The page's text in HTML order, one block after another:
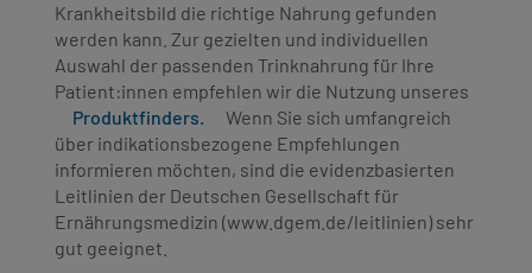
Krankheitsbild die richtige Nahrung gefunden
werden kann. Zur gezielten und individuellen
Auswahl der passenden Trinknahrung für Ihre
Patient:innen empfehlen wir die Nutzung unseres
Produktfinders.
Wenn Sie sich umfangreich
über indikationsbezogene Empfehlungen
informieren möchten, sind die evidenzbasierten
Leitlinien der Deutschen Gesellschaft für
Ernährungsmedizin (www.dgem.de/leitlinien) sehr
gut geeignet.